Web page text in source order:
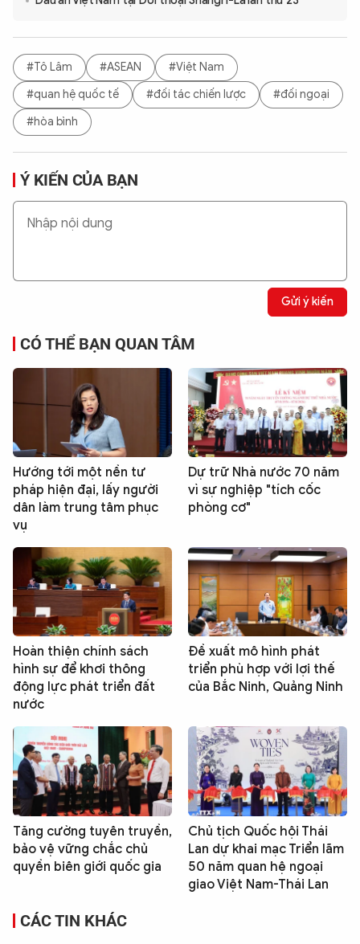
#Tô Lâm #ASEAN
#Việt Nam
#quan hệ quốc tế
#đối tác chiến lược
#đối ngoại
#hòa bình
Ý KIẾN CỦA BẠN
Gửi ý kiến
CÓ THỂ BẠN QUAN TÂM
Hướng tới một nền tư
pháp hiện đại, lấy người
dân làm trung tâm phục
vụ
Dự trữ Nhà nước 70 năm
vì sự nghiệp "tích cốc
phòng cơ"
Hoàn thiện chính sách
hình sự để khơi thông
động lực phát triển đất
nước
Đề xuất mô hình phát
triển phù hợp với lợi thế
của Bắc Ninh, Quảng Ninh
Tăng cường tuyên truyền,
bảo vệ vững chắc chủ
quyền biên giới quốc gia
Chủ tịch Quốc hội Thái
Lan dự khai mạc Triển lãm
50 năm quan hệ ngoại
giao Việt Nam-Thái Lan
CÁC TIN KHÁC